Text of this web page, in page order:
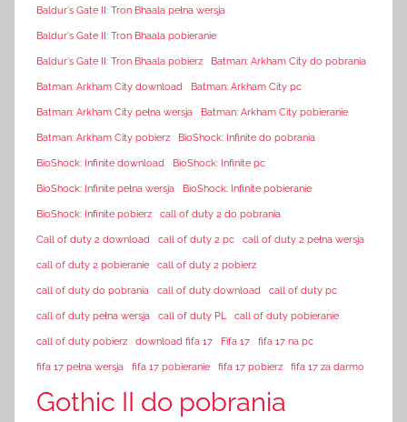
Baldur's Gate II: Tron Bhaala pełna wersja
Baldur's Gate II: Tron Bhaala pobieranie
Baldur's Gate II: Tron Bhaala pobierz Batman: Arkham City do pobrania
Batman: Arkham City download Batman: Arkham City pc
Batman: Arkham City pełna wersja Batman: Arkham City pobieranie
Batman: Arkham City pobierz BioShock: Infinite do pobrania
BioShock: Infinite download BioShock: Infinite pc
BioShock: Infinite pełna wersja BioShock: Infinite pobieranie
BioShock: Infinite pobierz call of duty 2 do pobrania
Call of duty 2 download call of duty 2 pc call of duty 2 pełna wersja
call of duty 2 pobieranie call of duty 2 pobierz
call of duty do pobrania call of duty download call of duty pc
call of duty pełna wersja call of duty PL call of duty pobieranie
call of duty pobierz download fifa 17 Fifa 17 fifa 17 na pc
fifa 17 pełna wersja fifa 17 pobieranie fifa 17 pobierz fifa 17 za darmo
Gothic II do pobrania